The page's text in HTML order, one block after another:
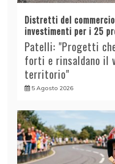
Distretti del
investimenti per i 25
Patelli: "Progetti
forti e rinsaldano il
territorio"
5 Agosto 2026